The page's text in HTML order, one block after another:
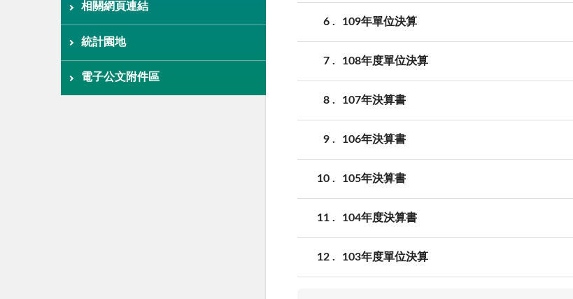
相關網頁連結
統計園地
電子公文附件區
6 109年單位決算
7 108年度單位決算
8 107年決算書
9 106年決算書
10 105年決算書
11 104年度決算書
12 103年度單位決算